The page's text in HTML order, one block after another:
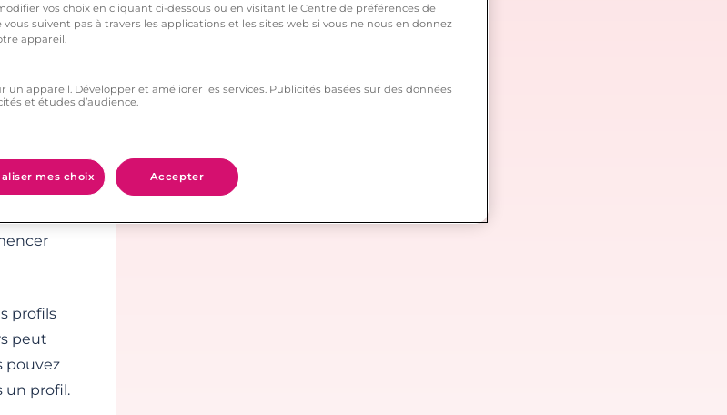
les
votre
les
profils
peut
pouvez
un profil.
vos choix en cliquant ci-dessous ou en visitant le Centre de préférences de
suivent pas à travers les applications et les sites web si vous ne nous en donnez
appareil.
appareil. Développer et améliorer les services. Publicités basées sur des données
et études d’audience.
mes choix Accepter